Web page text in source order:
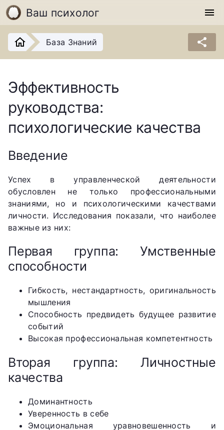
Ваш психолог menu
База Знаний share
Эффективность
руководства:
психологические качества
Введение
Успех в управленческой деятельности
обусловлен не только профессиональными
знаниями, но и психологическими качествами
личности. Исследования показали, что наиболее
важные из них:
Первая группа: Умственные
способности
Гибкость, нестандартность, оригинальность
мышления
Способность предвидеть будущее развитие
событий
Высокая профессиональная компетентность
Вторая группа: Личностные
качества
Доминантность
Уверенность в себе
Эмоциональная уравновешенность и